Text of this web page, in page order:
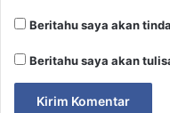
Beritahu saya akan
Beritahu saya akan